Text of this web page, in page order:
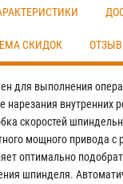
СКИДОК
для выполнения
нарезания внутренних
скоростей
мощного привода с
оптимально
шпинделя.